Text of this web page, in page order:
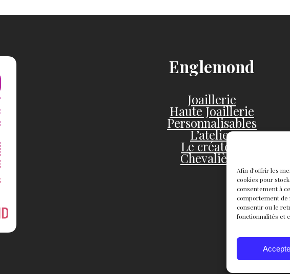
Afin d’offrir les
cookies pour
consentement à
comportement de
consentir ou le
fonctionnalités et
Englemond
Joaillerie
Haute Joaillerie
Personnalisables
L’atelier
Le créateur
Chevalières